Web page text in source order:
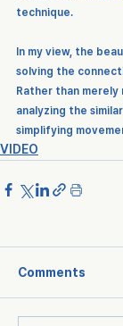
technique.
In my view, the
solving the
Rather than merely
analyzing the
simplifying
VIDEO
Comments